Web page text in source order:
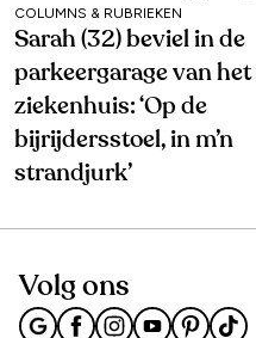
COLUMNS & RUBRIEKEN
Sarah (32) beviel in de
parkeergarage van het
ziekenhuis: ‘Op de
bijrijdersstoel, in m’n
strandjurk’
Volg ons